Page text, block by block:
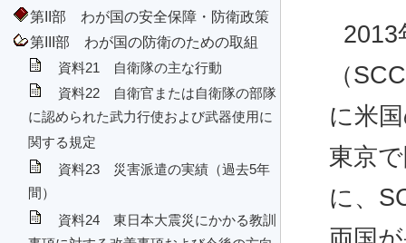
第II部 わが国の安全保障・防衛政策
第III部 わが国の防衛のための取組
資料21 自衛隊の主な行動
資料22 自衛官または自衛隊の部隊
に認められた武力行使および武器使用に
関する規定
資料23 災害派遣の実績（過去5年
間）
資料24 東日本大震災にかかる教訓
2013
（
に米
東京
に、